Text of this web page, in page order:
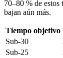
70–80 % de estos
bajan aún más.
Tiempo objetivo
Sub-30
Sub-25